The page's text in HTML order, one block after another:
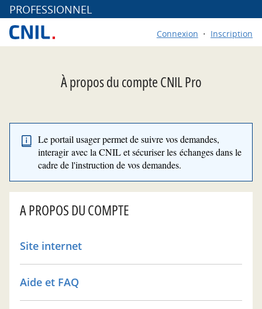
PROFESSIONNEL
Connexion Inscription
À propos du compte CNIL Pro
Le portail usager permet de suivre vos demandes,
interagir avec la CNIL et sécuriser les échanges dans le
cadre de l'instruction de vos demandes.
A PROPOS DU COMPTE
Site internet
Aide et FAQ
*